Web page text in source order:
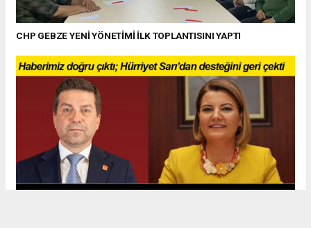
CHP GEBZE YENİ YÖNETİMİ İLK TOPLANTISINI YAPTI